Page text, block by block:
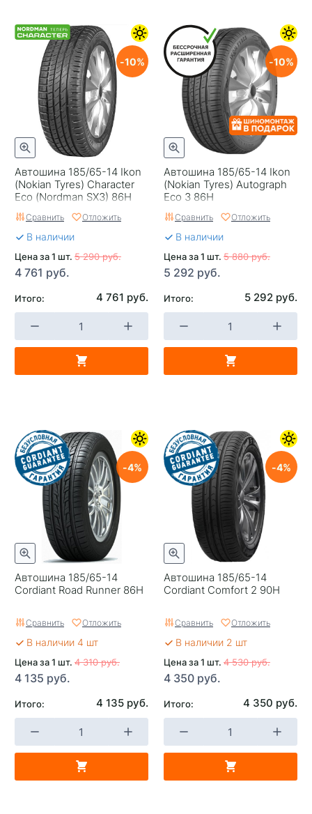
Автошина 185/65-14 Ikon
(Nokian Tyres) Character
Eco (Nordman SX3) 86H
10
Сравнить Отложить
В наличии
Цена за 1 шт. 5 290 руб.
4 761 руб.
Итого: 4 761 руб.
Автошина 185/65-14 Ikon
(Nokian Tyrеs) Autograph
Eco 3 86H
10
Сравнить Отложить
В наличии
Цена за 1 шт. 5 880 руб.
5 292 руб.
Итого: 5 292 руб.
Автошина 185/65-14
Cordiant Road Runner 86H
4
Сравнить Отложить
В наличии 4 шт
Цена за 1 шт. 4 310 руб.
4 135 руб.
Итого: 4 135 руб.
Автошина 185/65-14
Cordiant Comfort 2 90H
4
Сравнить Отложить
В наличии 2 шт
Цена за 1 шт. 4 530 руб.
4 350 руб.
Итого: 4 350 руб.